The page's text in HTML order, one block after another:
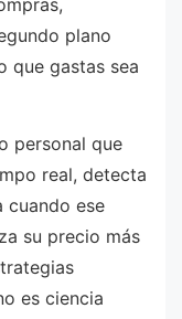
plano
que gastas sea
personal que
real, detecta
cuando ese
su precio más
es ciencia